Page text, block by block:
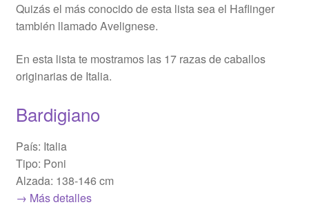
Quizás el más conocido de esta lista sea el Haflinger
también llamado Avelignese.
En esta lista te mostramos las 17 razas de caballos
originarias de Italia.
Bardigiano
País: Italia
Tipo: Poni
Alzada: 138-146 cm
→ Más detalles